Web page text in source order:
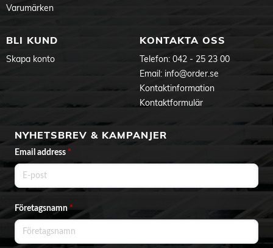
Varumärken
BLI KUND
Skapa konto
KONTAKTA OSS
Telefon: 042 - 25 23 00
Email: info@order.se
Kontaktinformation
Kontaktformulär
NYHETSBREV & KAMPANJER
Email address *
Företagsnamn*